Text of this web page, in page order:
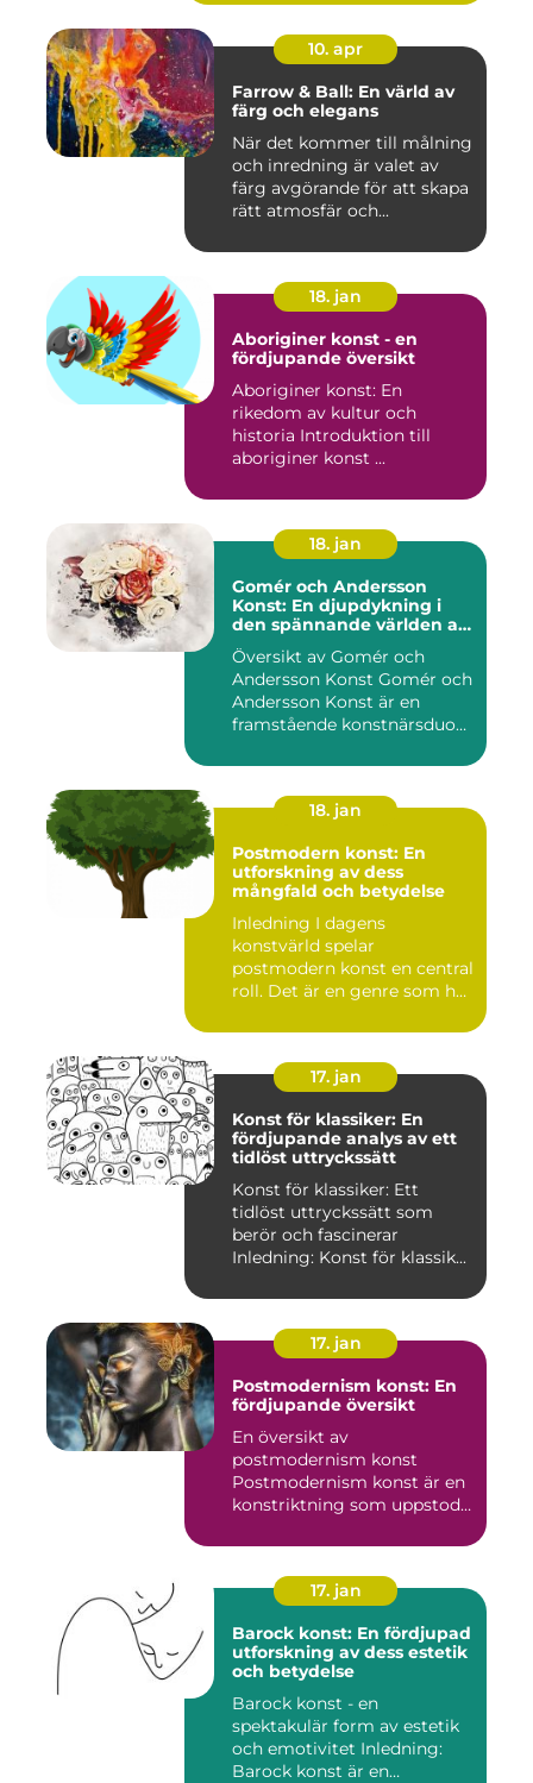
10. apr
Farrow & Ball: En värld av
färg och elegans
När det kommer till målning
och inredning är valet av
färg avgörande för att skapa
rätt atmosfär och...
18. jan
Aboriginer konst - en
fördjupande översikt
Aboriginer konst: En
rikedom av kultur och
historia Introduktion till
aboriginer konst ...
18. jan
Gomér och Andersson
Konst: En djupdykning i
den spännande världen av
Översikt av Gomér och
Andersson Konst Gomér och
Andersson Konst är en
framstående konstnärsduo
18. jan
Postmodern konst: En
utforskning av dess
mångfald och betydelse
Inledning I dagens
konstvärld spelar
postmodern konst en central
roll. Det är en genre som har
17. jan
Konst för klassiker: En
fördjupande analys av ett
tidlöst uttryckssätt
Konst för klassiker: Ett
tidlöst uttryckssätt som
berör och fascinerar
Inledning: Konst för klassik...
17. jan
Postmodernism konst: En
fördjupande översikt
En översikt av
postmodernism konst
Postmodernism konst är en
konstriktning som uppstod
17. jan
Barock konst: En fördjupad
utforskning av dess estetik
och betydelse
Barock konst - en
spektakulär form av estetik
och emotivitet Inledning:
Barock konst är en